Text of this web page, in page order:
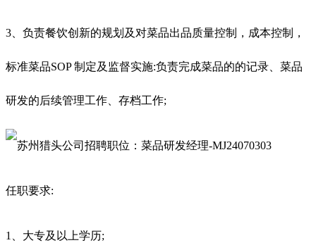
3、负责餐饮创新的规划及对菜品出品质量控制，成本控制，
标准菜品SOP 制定及监督实施:负责完成菜品的的记录、菜品
研发的后续管理工作、存档工作;
任职要求:
1、大专及以上学历;